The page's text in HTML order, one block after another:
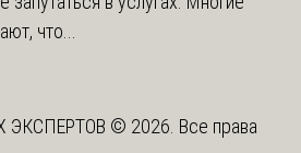
что...
© 2026. Все права